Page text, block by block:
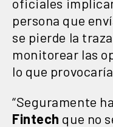
persona que
se pierde la
monitorear las
lo que
“Seguramente
Fintech que no